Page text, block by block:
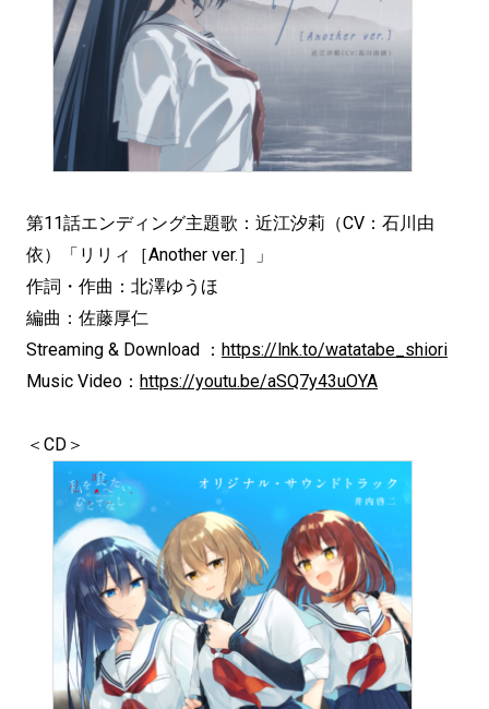
第11話エンディング主題歌：近江汐莉（CV：石川由
依）「リリィ［Another ver.］」
作詞・作曲：北澤ゆうほ
編曲：佐藤厚仁
Streaming & Download ： https://lnk.to/watatabe_shiori
Music Video： https://youtu.be/aSQ7y43uOYA
＜CD＞